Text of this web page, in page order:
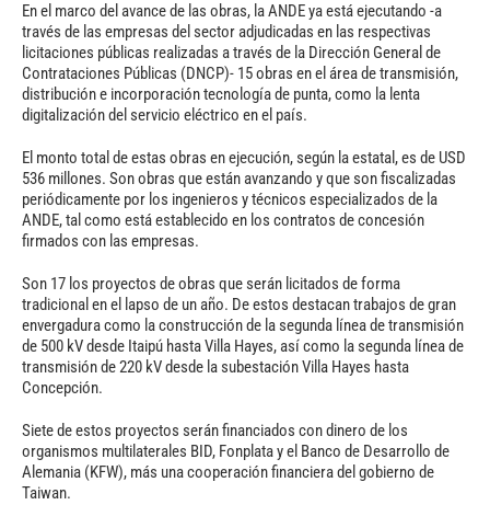
En el marco del avance de las obras, la ANDE ya está ejecutando -a
través de las empresas del sector adjudicadas en las respectivas
licitaciones públicas realizadas a través de la Dirección General de
Contrataciones Públicas (DNCP)- 15 obras en el área de transmisión,
distribución e incorporación tecnología de punta, como la lenta
digitalización del servicio eléctrico en el país.
El monto total de estas obras en ejecución, según la estatal, es de USD
536 millones. Son obras que están avanzando y que son fiscalizadas
periódicamente por los ingenieros y técnicos especializados de la
ANDE, tal como está establecido en los contratos de concesión
firmados con las empresas.
Son 17 los proyectos de obras que serán licitados de forma
tradicional en el lapso de un año. De estos destacan trabajos de gran
envergadura como la construcción de la segunda línea de transmisión
de 500 kV desde Itaipú hasta Villa Hayes, así como la segunda línea de
transmisión de 220 kV desde la subestación Villa Hayes hasta
Concepción.
Siete de estos proyectos serán financiados con dinero de los
organismos multilaterales BID, Fonplata y el Banco de Desarrollo de
Alemania (KFW), más una cooperación financiera del gobierno de
Taiwan.